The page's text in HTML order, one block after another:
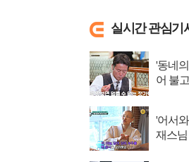
실시간 관심기
'동네
어 불
'어서
재스